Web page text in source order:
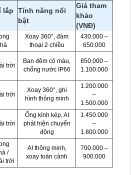
lắp
Tính năng nổi
bật
Giá tham
khảo
(VNĐ)
Xoay 360°, đàm
thoại 2 chiều
430.000 –
650.000
trời
Ban đêm có màu,
chống nước IP66
850.000 –
1.100.000
trời
Xoay 360°, ghi
hình thông minh
1.200.000
–
1.500.000
trời
Ống kính kép, AI
phát hiện chuyển
động
1.450.000
–
1.800.000
/
trời
AI thông minh,
xoay toàn cảnh
700.000 –
900.000